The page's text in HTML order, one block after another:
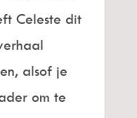
Celeste dit
alsof je
om te